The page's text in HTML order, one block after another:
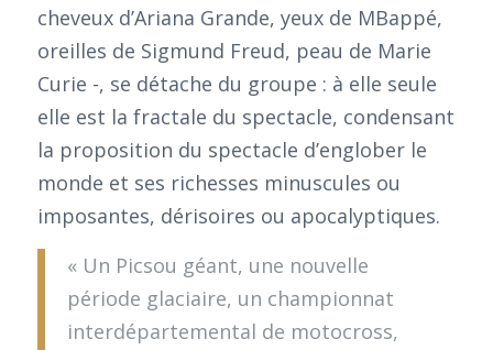
cheveux d’Ariana Grande, yeux de MBappé,
oreilles de Sigmund Freud, peau de Marie
Curie -, se détache du groupe : à elle seule
elle est la fractale du spectacle, condensant
la proposition du spectacle d’englober le
monde et ses richesses minuscules ou
imposantes, dérisoires ou apocalyptiques.
« Un Picsou géant, une nouvelle
période glaciaire, un championnat
interdépartemental de motocross,